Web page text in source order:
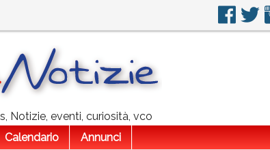
Notizie, eventi, curiosità, vco
Calendario Annunci